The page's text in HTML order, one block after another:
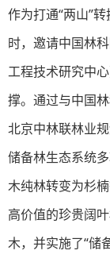
作为打通“两山”
时，邀请中国林
工程技术研究中
撑。通过与中国
北京中林联林业
储备林生态系统
木纯林转变为杉
高价值的珍贵阔
木，并实施了“储